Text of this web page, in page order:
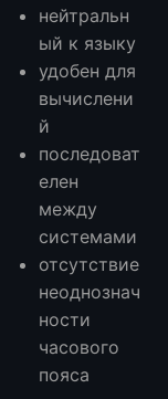
нейтральн
ый к языку
удобен для
вычислени
й
последоват
елен
между
системами
отсутствие
неоднознач
ности
часового
пояса